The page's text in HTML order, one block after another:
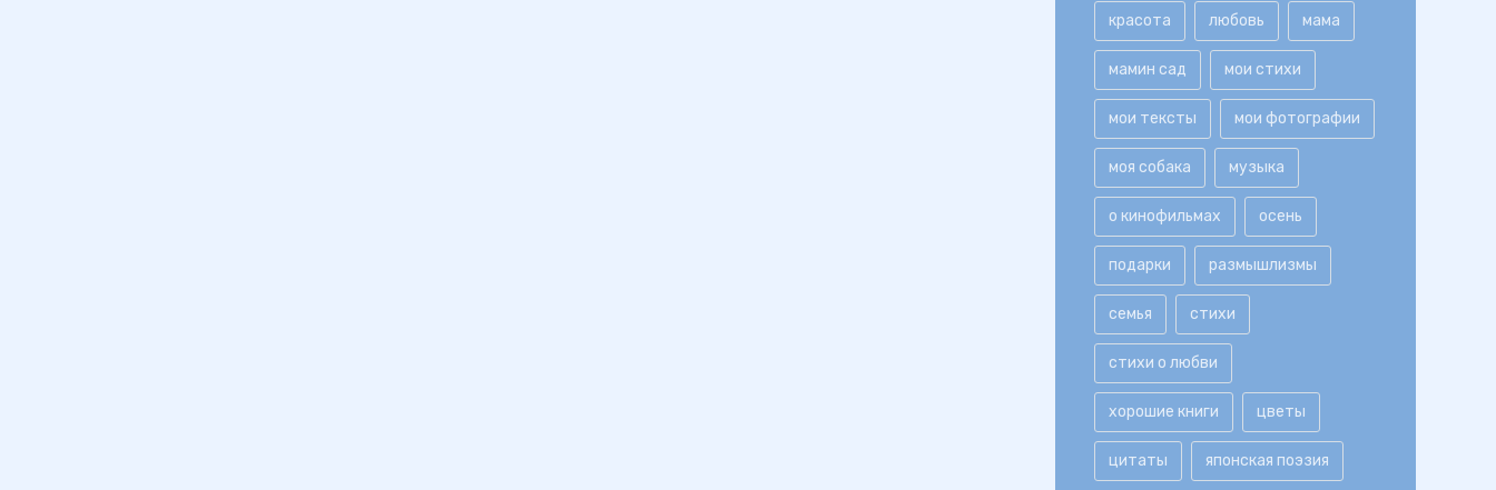
красота любовь мама
мамин сад мои стихи
мои тексты мои фотографии
моя собака музыка
о кинофильмах осень
подарки размышлизмы
семья стихи
стихи о любви
хорошие книги цветы
цитаты японская поэзия